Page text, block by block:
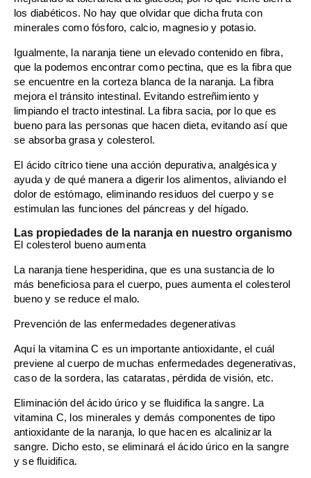
los diabéticos. No hay que olvidar que dicha fruta con
minerales como fósforo, calcio, magnesio y potasio.
Igualmente, la naranja tiene un elevado contenido en fibra,
que la podemos encontrar como pectina, que es la fibra que
se encuentre en la corteza blanca de la naranja. La fibra
mejora el tránsito intestinal. Evitando estreñimiento y
limpiando el tracto intestinal. La fibra sacia, por lo que es
bueno para las personas que hacen dieta, evitando así que
se absorba grasa y colesterol.
El ácido cítrico tiene una acción depurativa, analgésica y
ayuda y de qué manera a digerir los alimentos, aliviando el
dolor de estómago, eliminando residuos del cuerpo y se
estimulan las funciones del páncreas y del hígado.
Las propiedades de la naranja en nuestro organismo
El colesterol bueno aumenta
La naranja tiene hesperidina, que es una sustancia de lo
más beneficiosa para el cuerpo, pues aumenta el colesterol
bueno y se reduce el malo.
Prevención de las enfermedades degenerativas
Aquí la vitamina C es un importante antioxidante, el cuál
previene al cuerpo de muchas enfermedades degenerativas,
caso de la sordera, las cataratas, pérdida de visión, etc.
Eliminación del ácido úrico y se fluidifica la sangre. La
vitamina C, los minerales y demás componentes de tipo
antioxidante de la naranja, lo que hacen es alcalinizar la
sangre. Dicho esto, se eliminará el ácido úrico en la sangre
y se fluidifica.